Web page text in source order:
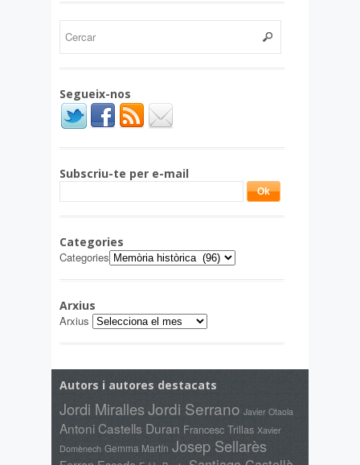
Segueix-nos
Subscriu-te per e-mail
Categories
Categories
Arxius
Arxius
Autors i autores destacats
Jordi MirallesJordi Serrano Javier Otaola
Antoni Castells Duran Francesc Trillas Xavier
Domènech Gemma Martín Josep Sellarès